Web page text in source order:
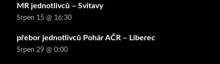
MR jednotlivců – Svitavy
Srpen 15 @ 16:30
přebor jednotlivců Pohár AČR – Liberec
Srpen 29 @ 0:00